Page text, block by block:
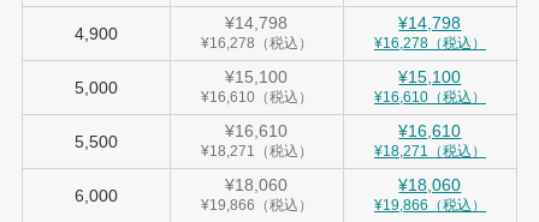
4,900
¥14,798
¥16,278（税込）
¥14,798
¥16,278（税込）
5,000
¥15,100
¥16,610（税込）
¥15,100
¥16,610（税込）
5,500
¥16,610
¥18,271（税込）
¥16,610
¥18,271（税込）
6,000
¥18,060
¥19,866（税込）
¥18,060
¥19,866（税込）